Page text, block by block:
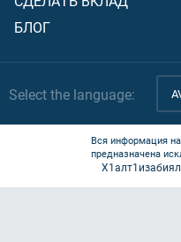
БЛОГ
Select the language:
Вся информация
предназначена